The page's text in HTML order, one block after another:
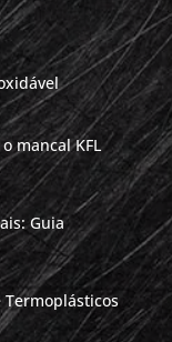
mancal KFL
Guia
Termoplásticos